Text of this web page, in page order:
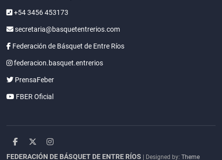
+54 3456 453173
secretaria@basquetentrerios.com
Federación de Básquet de Entre Ríos
federacion.basquet.entrerios
PrensaFeber
FBER Oficial
facebook
twitterinstagram
FEDERACIÓN DE BÁSQUET DE ENTRE RÍOS
| Designed by:Theme